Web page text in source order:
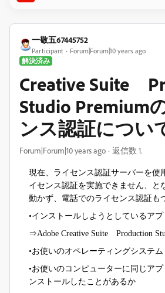
一敬五67445752
Participant
Forum|Forum|10 years ago
解決済み
Creative Suite
Studio Premium
ンス認証につい
Forum|Forum|10 years ago 返信数 1.
現在、ライセンス認証サーバーを使
イセンス認証を実施できません、と
動かず、電話でのライセンス認証も
•インストールしようとしているア
⇒Adobe Creative Suite
Production
•お使いのオペレーティングシステム
•お使いのコンピューターに同じア
ンストールしたことがあるか